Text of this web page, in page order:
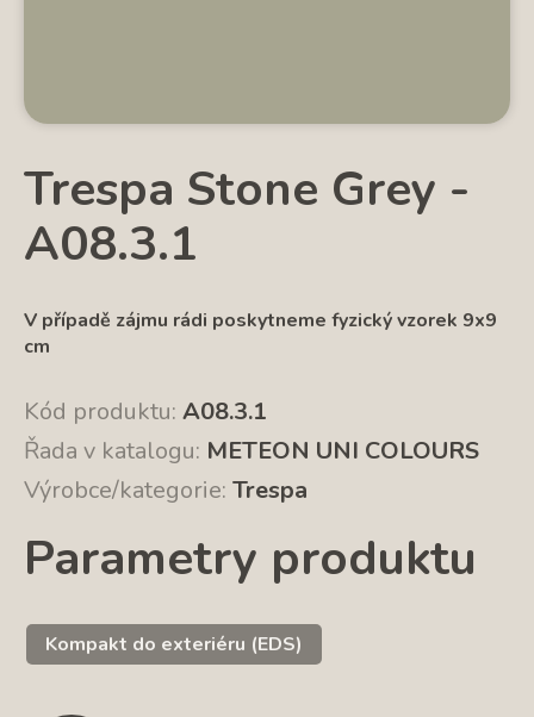
Trespa Stone Grey -
A08.3.1
V případě zájmu rádi poskytneme fyzický vzorek 9x9
cm
Kód produktu: A08.3.1
Řada v katalogu: METEON UNI COLOURS
Výrobce/kategorie: Trespa
Parametry produktu
Kompakt do exteriéru (EDS)